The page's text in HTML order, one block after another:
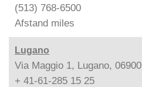
(513) 768-6500
Afstand miles
Lugano
Via Maggio 1, Lugano, 06900
+ 41-61-285 15 25